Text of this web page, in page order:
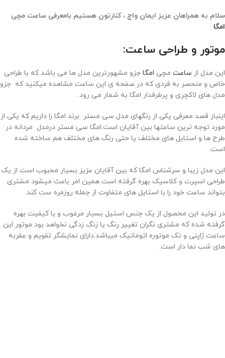
سلام به همراهان عزیز ایمان واچ ، کنارتون هستیم بامعرفی ساعت مچی
امگا
موتور و طراحی ساعت:
این مدل از ساعت مچی امگا جزو مشهورترین مدل ها می باشد که با طراحی
خاص و منحصر به فردی که در صفحه ی این ساعت مشاهده میکنید که جزو
مدل های لاکچری و پرطرفدار امگا به شمار می رود .
اینبار قصد معرفی یکی از رنگهای مدل سی مستر برند امگا را داریم که یکی از
مورد توجه ترین ساعتها بین آقایان است.امگا سی مستر درمدل مردانه در
طرح ها و استایل های مختلف یا حتی رنگ های مختلف هم ساخته شده
است.
این مدل زیبا و سرشناس امگا که بین آقایان عزیز بسیار محبوب است از یک
طراحی اسپرت و کلاسیک بهره گرفته است همین امر باعث میشود مشتری
بتواند ساعت خود را با استایل های متفاوت از جمله روزمره ست کند.
در تولید این محصول از یک جنس استیل بسیار مرغوب و با کیفیت بهره
گرفته شده که مشتری نگران تغییر رنگ یا زنگ زدگی نخواهد بود موتور این
ساعت ژاپنی و تک موتوره اتوماتیک میباشد.دارای نمایشگر تقویم و عقربه
های شب نما دار است.